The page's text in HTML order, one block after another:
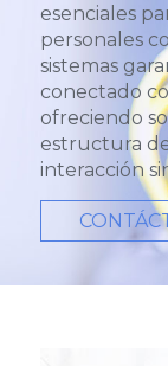
esenciales
personales
sistemas
conectado
ofreciendo
estructura
interacción